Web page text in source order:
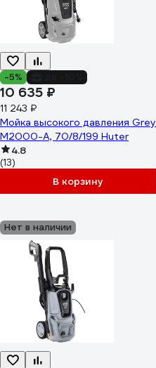
-5%
10 635 ₽
11 243 ₽
Мойка высокого давления Grey
M2000-A, 70/8/199 Huter
4.8
(13)
В корзину
Нет в наличии